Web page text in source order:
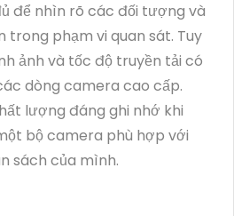
để nhìn rõ các đối tượng và
trong phạm vi quan sát. Tuy
ảnh và tốc độ truyền tải có
dòng camera cao cấp.
lượng đáng ghi nhớ khi
bộ camera phù hợp với
sách của mình.